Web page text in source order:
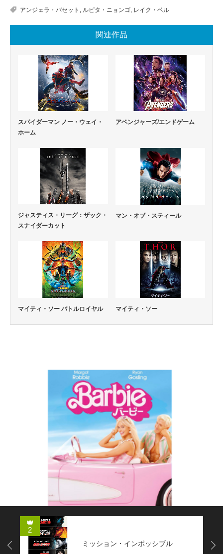
アンジェラ・バセット ルピタ・ニョンゴ レイク・ベル
関連作品
スパイダーマン ノー・ウェイ・
ホーム
アベンジャーズ/エンドゲーム
ジャスティス・リーグ：ザック・
スナイダーカット
マン・オブ・スティール
マイティ・ソー バトルロイヤル マイティ・ソー
2
ミッション・インポッシブル
Next